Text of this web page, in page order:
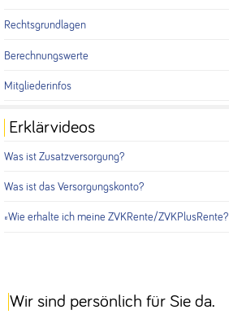
Rechtsgrundlagen
Berechnungswerte
Mitgliederinfos
Erklärvideos
Was ist Zusatzversorgung?
Was ist das Versorgungskonto?
Wie erhalte ich meine ZVKRente/ZVKPlusRente?
Wir sind persönlich für Sie da.